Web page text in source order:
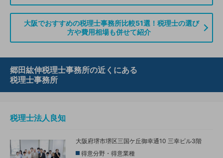
大阪でおすすめの税理士事務所比較51選！税理士の選び
方や費用相場も併せて紹介
郷田紘伸税理士事務所の近くにある
税理士事務所
税理士法人良知
大阪府堺市堺区三国ケ丘御幸通10 三幸ビル3階
得意分野・得意業種